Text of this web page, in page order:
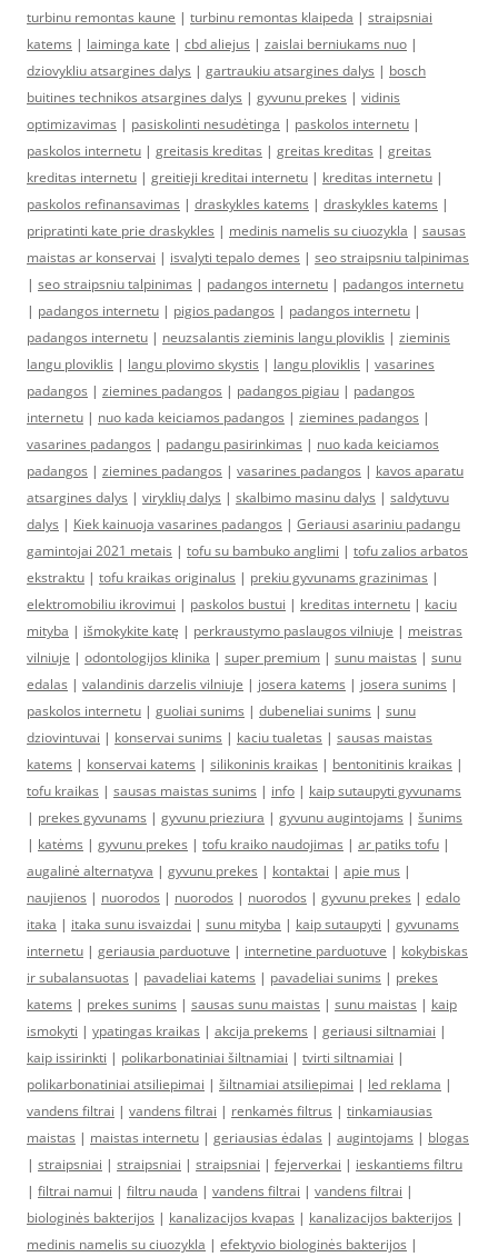
turbinu remontas kaune | turbinu remontas klaipeda | straipsniai
katems | laiminga kate | cbd aliejus | zaislai berniukams nuo |
dziovykliu atsargines dalys | gartraukiu atsargines dalys | bosch
buitines technikos atsargines dalys | gyvunu prekes | vidinis
optimizavimas | pasiskolinti nesudėtinga | paskolos internetu |
paskolos internetu | greitasis kreditas | greitas kreditas | greitas
kreditas internetu | greitieji kreditai internetu | kreditas internetu |
paskolos refinansavimas | draskykles katems | draskykles katems |
pripratinti kate prie draskykles | medinis namelis su ciuozykla | sausas
maistas ar konservai | isvalyti tepalo demes | seo straipsniu talpinimas
| seo straipsniu talpinimas | padangos internetu | padangos internetu
| padangos internetu | pigios padangos | padangos internetu |
padangos internetu | neuzsalantis zieminis langu ploviklis | zieminis
langu ploviklis | langu plovimo skystis | langu ploviklis | vasarines
padangos | ziemines padangos | padangos pigiau | padangos
internetu | nuo kada keiciamos padangos | ziemines padangos |
vasarines padangos | padangu pasirinkimas | nuo kada keiciamos
padangos | ziemines padangos | vasarines padangos | kavos aparatu
atsargines dalys | viryklių dalys | skalbimo masinu dalys | saldytuvu
dalys | Kiek kainuoja vasarines padangos | Geriausi asariniu padangu
gamintojai 2021 metais | tofu su bambuko anglimi | tofu zalios arbatos
ekstraktu | tofu kraikas originalus | prekiu gyvunams grazinimas |
elektromobiliu ikrovimui | paskolos bustui | kreditas internetu | kaciu
mityba | išmokykite katę | perkraustymo paslaugos vilniuje | meistras
vilniuje | odontologijos klinika | super premium | sunu maistas | sunu
edalas | valandinis darzelis vilniuje | josera katems | josera sunims |
paskolos internetu | guoliai sunims | dubeneliai sunims | sunu
dziovintuvai | konservai sunims | kaciu tualetas | sausas maistas
katems | konservai katems | silikoninis kraikas | bentonitinis kraikas |
tofu kraikas | sausas maistas sunims | info | kaip sutaupyti gyvunams
| prekes gyvunams | gyvunu prieziura | gyvunu augintojams | šunims
| katėms | gyvunu prekes | tofu kraiko naudojimas | ar patiks tofu |
augalinė alternatyva | gyvunu prekes | kontaktai | apie mus |
naujienos | nuorodos | nuorodos | nuorodos | gyvunu prekes | edalo
itaka | itaka sunu isvaizdai | sunu mityba | kaip sutaupyti | gyvunams
internetu | geriausia parduotuve | internetine parduotuve | kokybiskas
ir subalansuotas | pavadeliai katems | pavadeliai sunims | prekes
katems | prekes sunims | sausas sunu maistas | sunu maistas | kaip
ismokyti | ypatingas kraikas | akcija prekems | geriausi siltnamiai |
kaip issirinkti | polikarbonatiniai šiltnamiai | tvirti siltnamiai |
polikarbonatiniai atsiliepimai | šiltnamiai atsiliepimai | led reklama |
vandens filtrai | vandens filtrai | renkamės filtrus | tinkamiausias
maistas | maistas internetu | geriausias ėdalas | augintojams | blogas
| straipsniai | straipsniai | straipsniai | fejerverkai | ieskantiems filtru
| filtrai namui | filtru nauda | vandens filtrai | vandens filtrai |
biologinės bakterijos | kanalizacijos kvapas | kanalizacijos bakterijos |
medinis namelis su ciuozykla | efektyvio biologinės bakterijos |